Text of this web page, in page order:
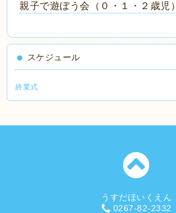
親子で遊ぼう会（０・１・２歳児）
スケジュール
終業式
うすだほいくえん
0267-82-2332